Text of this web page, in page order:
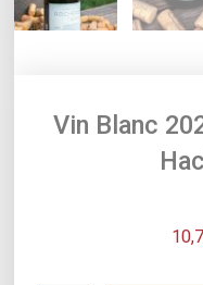
Vin Blanc